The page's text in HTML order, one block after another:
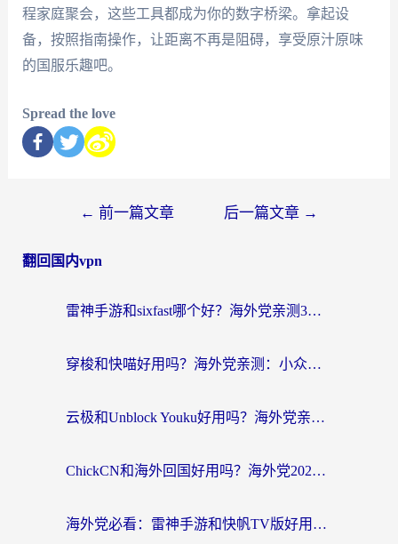
程家庭聚会，这些工具都成为你的数字桥梁。拿起设
备，按照指南操作，让距离不再是阻碍，享受原汁原味
的国服乐趣吧。
Spread the love
← 前一篇文章 后一篇文章 →
翻回国内vpn
雷神手游和sixfast哪个好？海外党亲测3款回国加速器，教你选对不踩坑
穿梭和快喵好用吗？海外党亲测：小众加速器对比+番茄加速器深度体验
云极和Unblock Youku好用吗？海外党亲测+2026回国加速器避坑指南
ChickCN和海外回国好用吗？海外党2026亲测：从手游到影音，选对加速器的3个关键
海外党必看：雷神手游和快帆TV版好用吗？3步选对回国加速器不踩坑